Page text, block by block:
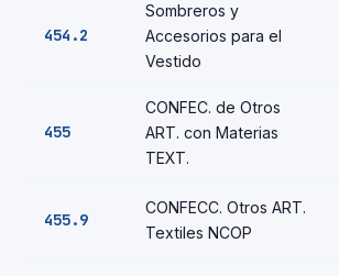
454.2
Sombreros y
Accesorios para el
Vestido
455
CONFEC. de Otros
ART. con Materias
TEXT.
455.9
CONFECC. Otros ART.
Textiles NCOP